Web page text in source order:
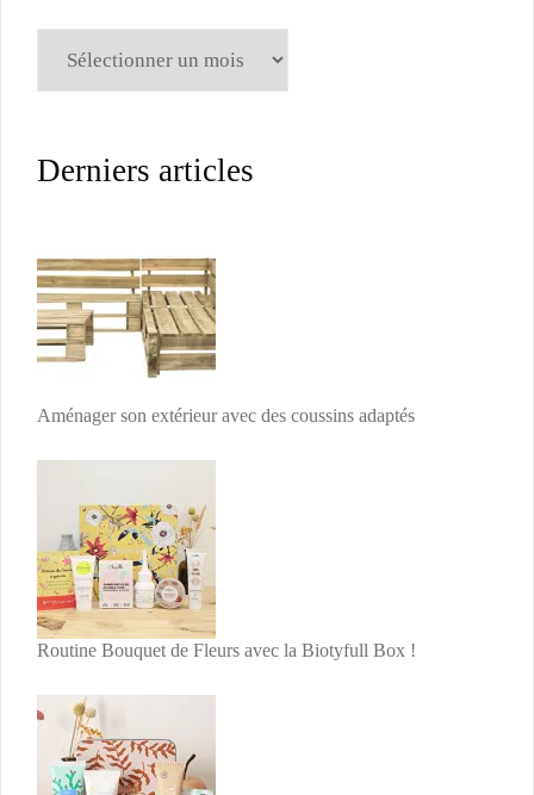
Derniers articles
Aménager son extérieur avec des coussins adaptés
Routine Bouquet de Fleurs avec la Biotyfull Box !